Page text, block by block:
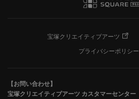
宝塚クリエイティブアーツ
プライバシーポリシー
【お問い合わせ】
宝塚クリエイティブアーツ カスタマーセンター